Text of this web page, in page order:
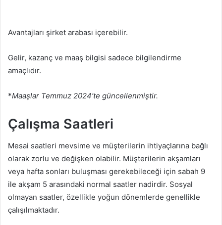
Avantajları şirket arabası içerebilir.
Gelir, kazanç ve maaş bilgisi sadece bilgilendirme
amaçlıdır.
*Maaşlar Temmuz 2024’te güncellenmiştir.
Çalışma Saatleri
Mesai saatleri mevsime ve müşterilerin ihtiyaçlarına bağlı
olarak zorlu ve değişken olabilir. Müşterilerin akşamları
veya hafta sonları buluşması gerekebileceği için sabah 9
ile akşam 5 arasındaki normal saatler nadirdir. Sosyal
olmayan saatler, özellikle yoğun dönemlerde genellikle
çalışılmaktadır.